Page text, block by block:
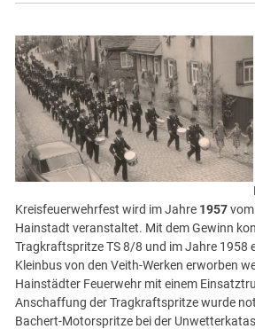
Kreisfeuerwehrfest wird im Jahre 1957
Hainstadt veranstaltet. Mit dem Gewinn
Tragkraftspritze TS 8/8 und im Jahre 1958
Kleinbus von den Veith-Werken erworben
Hainstädter Feuerwehr mit einem
Anschaffung der Tragkraftspritze wurde
Bachert-Motorspritze bei der